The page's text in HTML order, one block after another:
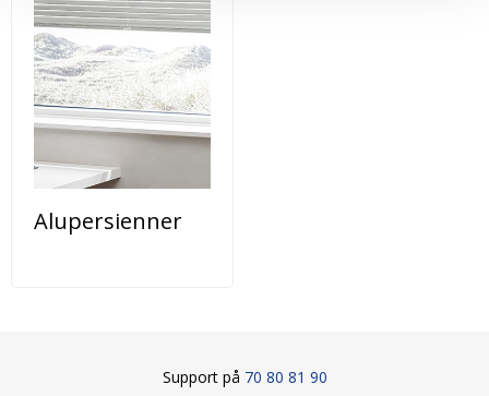
Alupersienner
Support på 70 80 81 90